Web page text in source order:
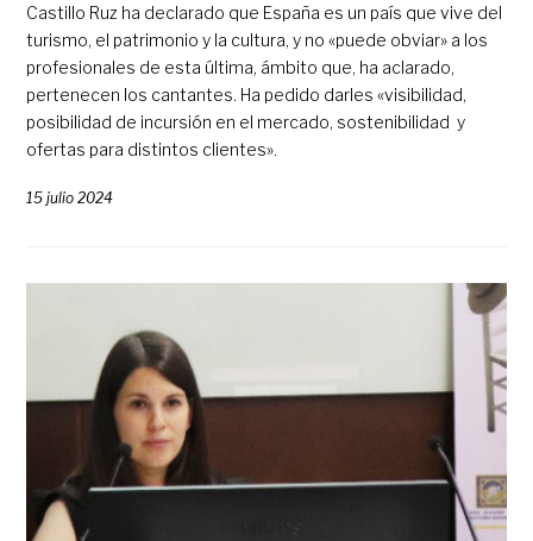
Castillo Ruz ha declarado que España es un país que vive del
turismo, el patrimonio y la cultura, y no «puede obviar» a los
profesionales de esta última, ámbito que, ha aclarado,
pertenecen los cantantes. Ha pedido darles «visibilidad,
posibilidad de incursión en el mercado, sostenibilidad y
ofertas para distintos clientes».
15 julio 2024